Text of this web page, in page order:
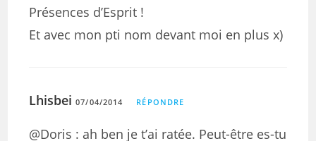
Présences d’Esprit !
Et avec mon pti nom devant moi en plus x)
Lhisbei 07/04/2014 RÉPONDRE
@Doris : ah ben je t’ai ratée. Peut-être es-tu